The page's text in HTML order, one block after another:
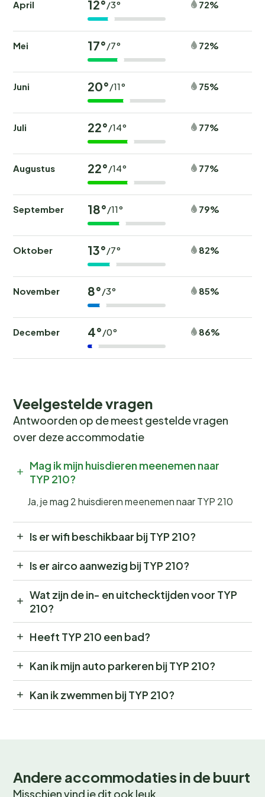
April 12°/3° 72%
Mei 17°/7° 72%
Juni 20°/11° 75%
Juli 22°/14° 77%
Augustus 22°/14° 77%
September 18°/11° 79%
Oktober 13°/7° 82%
November 8°/3° 85%
December 4°/0° 86%
Veelgestelde vragen
Antwoorden op de meest gestelde vragen
over deze accommodatie
Mag ik mijn huisdieren meenemen naar
TYP 210?
Ja, je mag 2 huisdieren meenemen naar TYP 210
Is er wifi beschikbaar bij TYP 210?
Is er airco aanwezig bij TYP 210?
Wat zijn de in- en uitchecktijden voor TYP
210?
Heeft TYP 210 een bad?
Kan ik mijn auto parkeren bij TYP 210?
Kan ik zwemmen bij TYP 210?
Andere accommodaties in de buurt
Misschien vind je dit ook leuk